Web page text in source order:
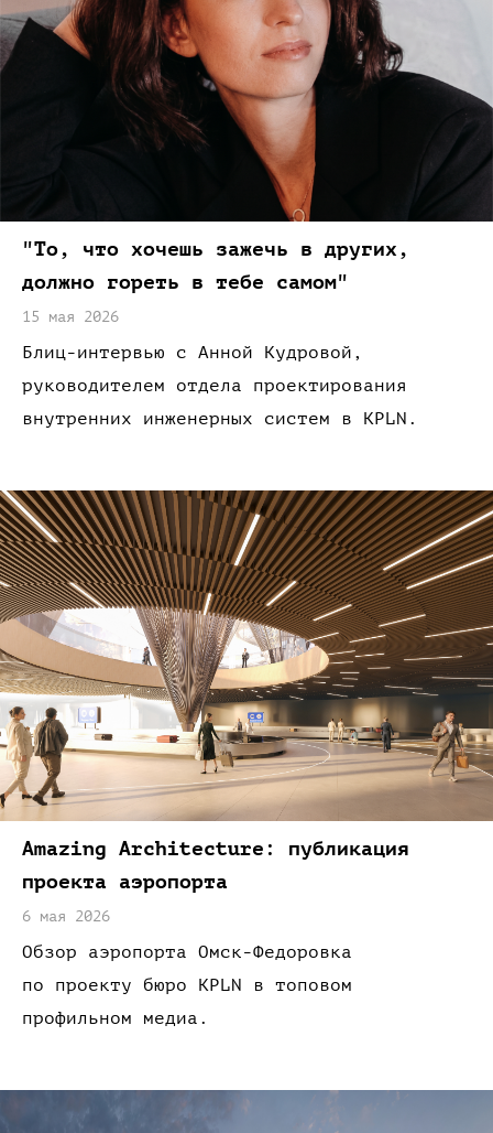
"То, что хочешь зажечь в других,
должно гореть в тебе самом"
15 мая 2026
Блиц-интервью с Анной
Кудровой,
руководителем отдела проектирования
внутренних инженерных систем в KPLN.
Amazing Architecture:
публикация
проекта аэропорта
6 мая 2026
Обзор аэропорта Омск-Федоровка
по проекту бюро KPLN
в топовом
профильном медиа.